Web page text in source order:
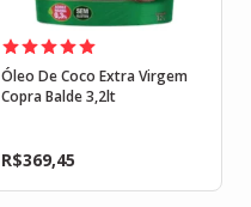
Óleo De Coco Extra Virgem
Copra Balde 3,2lt
R$369,45